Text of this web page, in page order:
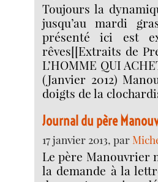
Toujours la
jusqu’au mardi
présenté ici est
rêves[[Extraits de
L’HOMME QUI
(Janvier 2012)
doigts de la
Journal du père
17 janvier 2013, par
Le père Manouvrier
la demande à la